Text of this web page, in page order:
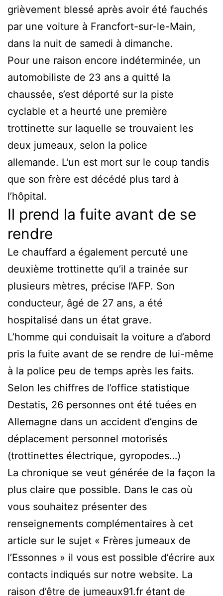
grièvement blessé après avoir été fauchés
par une voiture à Francfort-sur-le-Main,
dans la nuit de samedi à dimanche.
Pour une raison encore indéterminée, un
automobiliste de 23 ans a quitté la
chaussée, s’est déporté sur la piste
cyclable et a heurté une première
trottinette sur laquelle se trouvaient les
deux jumeaux, selon la police
allemande. L’un est mort sur le coup tandis
que son frère est décédé plus tard à
l’hôpital.
Il prend la fuite avant de se
rendre
Le chauffard a également percuté une
deuxième trottinette qu’il a trainée sur
plusieurs mètres, précise l’AFP. Son
conducteur, âgé de 27 ans, a été
hospitalisé dans un état grave.
L’homme qui conduisait la voiture a d’abord
pris la fuite avant de se rendre de lui-même
à la police peu de temps après les faits.
Selon les chiffres de l’office statistique
Destatis, 26 personnes ont été tuées en
Allemagne dans un accident d’engins de
déplacement personnel motorisés
(trottinettes électrique, gyropodes…)
La chronique se veut générée de la façon la
plus claire que possible. Dans le cas où
vous souhaitez présenter des
renseignements complémentaires à cet
article sur le sujet « Frères jumeaux de
l’Essonnes » il vous est possible d’écrire aux
contacts indiqués sur notre website. La
raison d’être de jumeaux91.fr étant de